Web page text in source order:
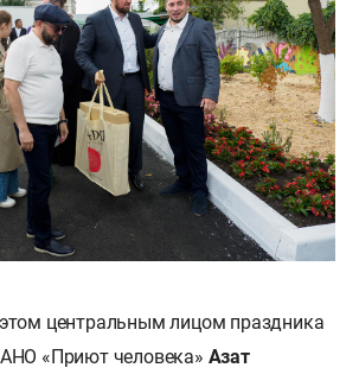
центральным лицом праздника
«Приют человека» Азат